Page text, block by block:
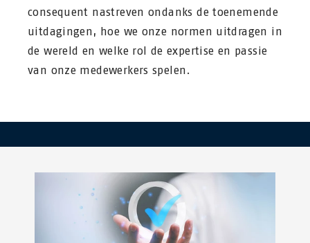
consequent nastreven ondanks de toenemende
uitdagingen, hoe we onze normen uitdragen in
de wereld en welke rol de expertise en passie
van onze medewerkers spelen.